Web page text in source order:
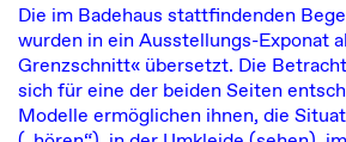
Die im Badehaus stattfindenden
wurden in ein Ausstellungs-Exponat
Grenzschnitt« übersetzt. Die
sich für eine der beiden Seiten
Modelle ermöglichen ihnen, die